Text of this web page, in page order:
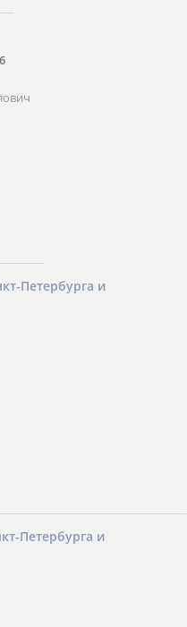
Петербурга и
Петербурга и